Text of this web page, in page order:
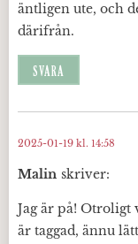
äntligen ute, och
därifrån.
SVARA
Malin skriver:
2025-01-19 kl. 14:58
Jag är på!
är taggad, ännu